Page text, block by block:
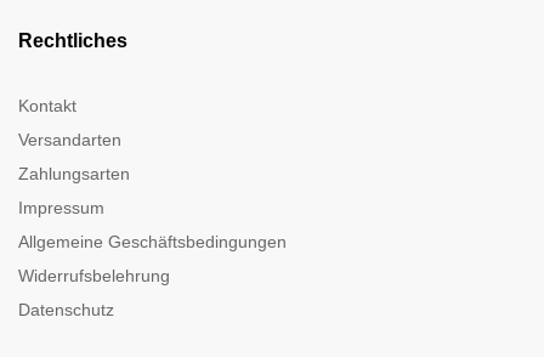
Rechtliches
Kontakt
Versandarten
Zahlungsarten
Impressum
Allgemeine Geschäftsbedingungen
Widerrufsbelehrung
Datenschutz